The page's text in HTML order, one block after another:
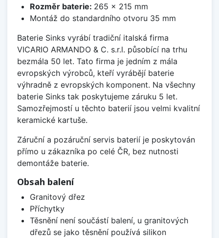
Rozměr baterie: 265 x 215 mm
Montáž do standardního otvoru 35 mm
Baterie Sinks vyrábí tradiční italská firma
VICARIO ARMANDO & C. s.r.l. působící na trhu
bezmála 50 let. Tato firma je jedním z mála
evropských výrobců, kteří vyrábějí baterie
výhradně z evropských komponent. Na všechny
baterie Sinks tak poskytujeme záruku 5 let.
Samozřejmostí u těchto baterií jsou velmi kvalitní
keramické kartuše.
Záruční a pozáruční servis baterií je poskytován
přímo u zákazníka po celé ČR, bez nutnosti
demontáže baterie.
Obsah balení
Granitový dřez
Příchytky
Těsnění není součástí balení, u granitových
dřezů se jako těsnění používá silikon